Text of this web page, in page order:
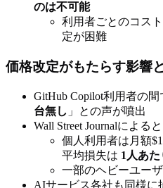
のは不可能
利用者ごとのコス
定が困難
価格改定がもたらす影響
GitHub Copilot利用者の間
台無し 」との声が噴出
Wall Street Journalによると
個人利用者は月額
平均損失は 1人あた
一部のヘビーユー
AIサービス各社も同様に